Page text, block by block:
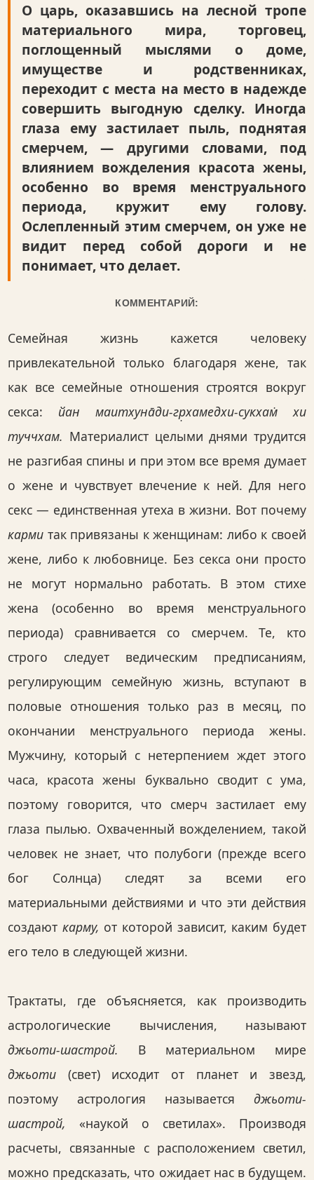
О царь, оказавшись на лесной тропе
материального мира, торговец,
поглощенный мыслями о доме,
имуществе и родственниках,
переходит с места на место в надежде
совершить выгодную сделку. Иногда
глаза ему застилает пыль, поднятая
смерчем, — другими словами, под
влиянием вожделения красота жены,
особенно во время менструального
периода, кружит ему голову.
Ослепленный этим смерчем, он уже не
видит перед собой дороги и не
понимает, что делает.
КОММЕНТАРИЙ:
Семейная жизнь кажется человеку
привлекательной только благодаря жене, так
как все семейные отношения строятся вокруг
секса: йан маитхуна̄ди-гр̣хамедхи-сукхам̇ хи
туччхам. Материалист целыми днями трудится
не разгибая спины и при этом все время думает
о жене и чувствует влечение к ней. Для него
секс — единственная утеха в жизни. Вот почему
карми так привязаны к женщинам: либо к своей
жене, либо к любовнице. Без секса они просто
не могут нормально работать. В этом стихе
жена (особенно во время менструального
периода) сравнивается со смерчем. Те, кто
строго следует ведическим предписаниям,
регулирующим семейную жизнь, вступают в
половые отношения только раз в месяц, по
окончании менструального периода жены.
Мужчину, который с нетерпением ждет этого
часа, красота жены буквально сводит с ума,
поэтому говорится, что смерч застилает ему
глаза пылью. Охваченный вожделением, такой
человек не знает, что полубоги (прежде всего
бог Солнца) следят за всеми его
материальными действиями и что эти действия
создают карму, от которой зависит, каким будет
его тело в следующей жизни.
Трактаты, где объясняется, как производить
астрологические вычисления, называют
джьоти-шастрой. В материальном мире
джьоти (свет) исходит от планет и звезд,
поэтому астрология называется джьоти-
шастрой, «наукой о светилах». Производя
расчеты, связанные с расположением светил,
можно предсказать, что ожидает нас в будущем.